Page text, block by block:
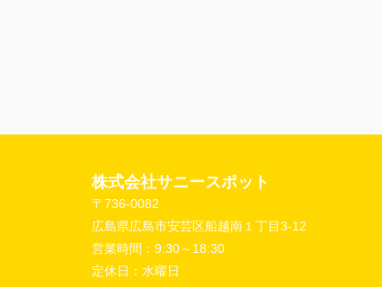
株式会社サニースポット
〒736-0082
広島県広島市安芸区船越南１丁目3-12
営業時間： 9:30～18:30
定休日： 水曜日